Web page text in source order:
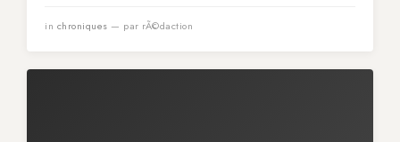
in chroniques — par rÃ©daction